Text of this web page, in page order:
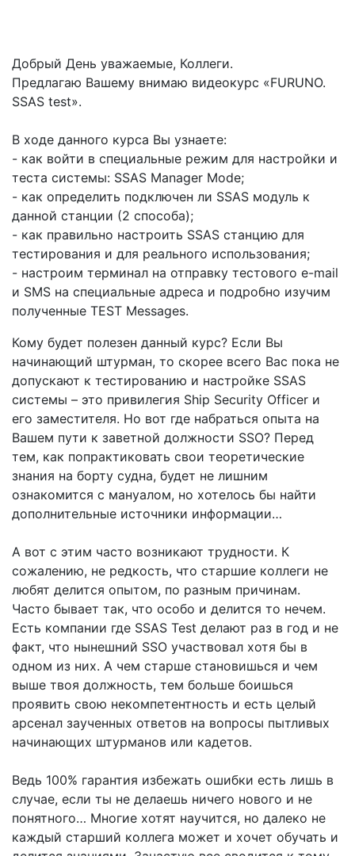
Добрый День уважаемые, Коллеги.
Предлагаю Вашему внимаю видеокурс «FURUNO.
SSAS test».
В ходе данного курса Вы узнаете:
- как войти в специальные режим для настройки и
теста системы: SSAS Manager Mode;
- как определить подключен ли SSAS модуль к
данной станции (2 способа);
- как правильно настроить SSAS станцию для
тестирования и для реального использования;
- настроим терминал на отправку тестового e-mail
и SMS на специальные адреса и подробно изучим
полученные TEST Messages.
Кому будет полезен данный курс? Если Вы
начинающий штурман, то скорее всего Вас пока не
допускают к тестированию и настройке SSAS
системы – это привилегия Ship Security Officer и
его заместителя. Но вот где набраться опыта на
Вашем пути к заветной должности SSO? Перед
тем, как попрактиковать свои теоретические
знания на борту судна, будет не лишним
ознакомится с мануалом, но хотелось бы найти
дополнительные источники информации…
А вот с этим часто возникают трудности. К
сожалению, не редкость, что старшие коллеги не
любят делится опытом, по разным причинам.
Часто бывает так, что особо и делится то нечем.
Есть компании где SSAS Test делают раз в год и не
факт, что нынешний SSO участвовал хотя бы в
одном из них. А чем старше становишься и чем
выше твоя должность, тем больше боишься
проявить свою некомпетентность и есть целый
арсенал заученных ответов на вопросы пытливых
начинающих штурманов или кадетов.
Ведь 100% гарантия избежать ошибки есть лишь в
случае, если ты не делаешь ничего нового и не
понятного… Многие хотят научится, но далеко не
каждый старший коллега может и хочет обучать и